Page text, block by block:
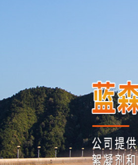
污水处理。
聚胺 LSC
本产品为
能与水以